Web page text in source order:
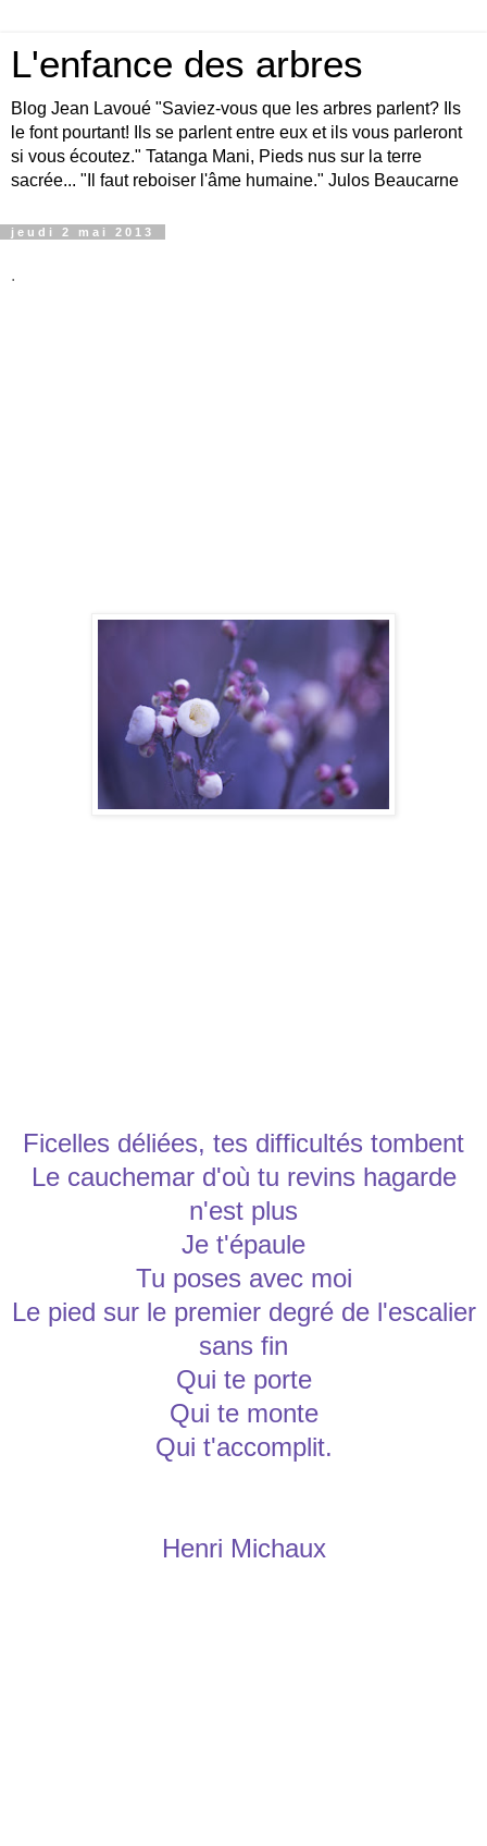
L'enfance des arbres
Blog Jean Lavoué "Saviez-vous que les arbres parlent? Ils
le font pourtant! Ils se parlent entre eux et ils vous parleront
si vous écoutez." Tatanga Mani, Pieds nus sur la terre
sacrée... "Il faut reboiser l'âme humaine." Julos Beaucarne
jeudi 2 mai 2013
.
Ficelles déliées, tes difficultés tombent
Le cauchemar d'où tu revins hagarde
n'est plus
Je t'épaule
Tu poses avec moi
Le pied sur le premier degré de l'escalier
sans fin
Qui te porte
Qui te monte
Qui t'accomplit.
Henri Michaux